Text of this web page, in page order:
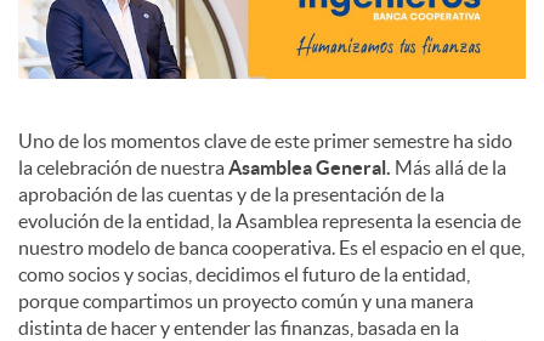
Uno de los momentos clave de este primer semestre ha sido
la celebración de nuestra Asamblea General. Más allá de la
aprobación de las cuentas y de la presentación de la
evolución de la entidad, la Asamblea representa la esencia de
nuestro modelo de banca cooperativa. Es el espacio en el que,
como socios y socias, decidimos el futuro de la entidad,
porque compartimos un proyecto común y una manera
distinta de hacer y entender las finanzas, basada en la